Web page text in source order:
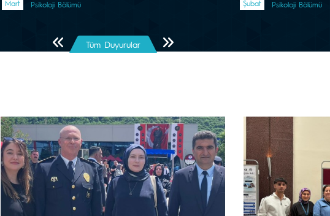
Mart Psikoloji Bölümü Şubat Psikoloji Bölümü
Önceki SayfaTüm Duyurular Sonraki Sayfa